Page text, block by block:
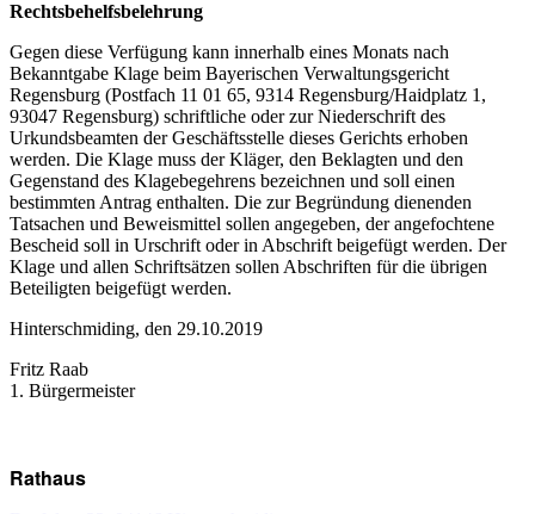
Rechtsbehelfsbelehrung
Gegen diese Verfügung kann innerhalb eines Monats nach
Bekanntgabe Klage beim Bayerischen Verwaltungsgericht
Regensburg (Postfach 11 01 65, 9314 Regensburg/Haidplatz 1,
93047 Regensburg) schriftliche oder zur Niederschrift des
Urkundsbeamten der Geschäftsstelle dieses Gerichts erhoben
werden. Die Klage muss der Kläger, den Beklagten und den
Gegenstand des Klagebegehrens bezeichnen und soll einen
bestimmten Antrag enthalten. Die zur Begründung dienenden
Tatsachen und Beweismittel sollen angegeben, der angefochtene
Bescheid soll in Urschrift oder in Abschrift beigefügt werden. Der
Klage und allen Schriftsätzen sollen Abschriften für die übrigen
Beteiligten beigefügt werden.
Hinterschmiding, den 29.10.2019
Fritz Raab
1. Bürgermeister
Rathaus